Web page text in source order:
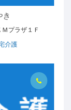
プラザ１Ｆ
介護